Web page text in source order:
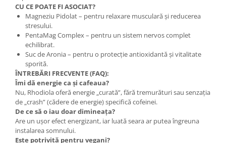
CU CE POATE FI ASOCIAT?
Magneziu Pidolat – pentru relaxare musculară și reducerea
stresului.
PentaMag Complex – pentru un sistem nervos complet
echilibrat.
Suc de Aronia – pentru o protecție antioxidantă și vitalitate
sporită.
ÎNTREBĂRI FRECVENTE (FAQ):
Îmi dă energie ca și cafeaua?
Nu, Rhodiola oferă energie „curată”, fără tremurături sau senzația
de „crash” (cădere de energie) specifică cofeinei.
De ce să o iau doar dimineața?
Are un ușor efect energizant, iar luată seara ar putea îngreuna
instalarea somnului.
Este potrivită pentru vegani?